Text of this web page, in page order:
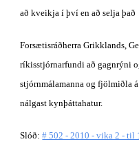
að kveikja í því en að selja það
Forsætisráðherra Grikklands,
ríkisstjórnarfundi að gagnrýni
stjórnmálamanna og fjölmiðla
nálgast kynþáttahatur.
Slóð: # 502 - 2010 - vika 2 - til